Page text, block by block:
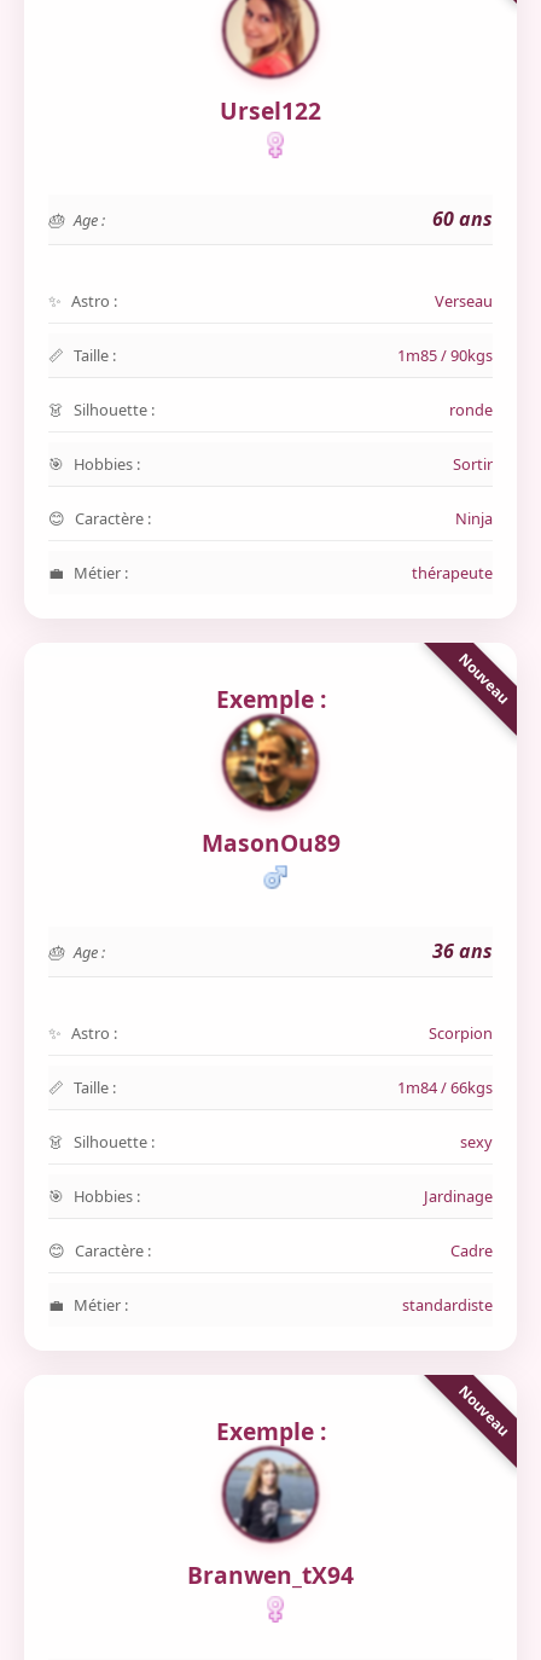
Ursel122
Age : 60 ans
Astro : Verseau
Taille : 1m85 / 90kgs
Silhouette : ronde
Hobbies : Sortir
Caractère : Ninja
Métier : thérapeute
Exemple :
MasonOu89
Age : 36 ans
Astro : Scorpion
Taille : 1m84 / 66kgs
Silhouette : sexy
Hobbies : Jardinage
Caractère : Cadre
Métier : standardiste
Exemple :
Branwen_tX94